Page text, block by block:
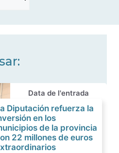
Data de l'entrada
Diputación refuerza la
en los
de la provincia
22 millones de euros